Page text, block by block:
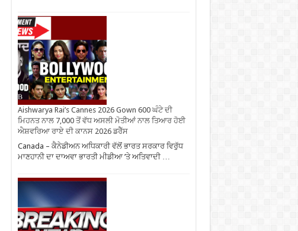
Aishwarya Rai’s Cannes 2026 Gown 600 ਘੰਟੇ ਦੀ
ਮਿਹਨਤ ਨਾਲ 7,000 ਤੋਂ ਵੱਧ ਅਸਲੀ ਮੋਤੀਆਂ ਨਾਲ ਤਿਆਰ ਹੋਈ
ਐਸ਼ਵਰਿਆ ਰਾਏ ਦੀ ਕਾਨਸ 2026 ਡਰੈੱਸ
Canada – ਕੈਨੇਡੀਅਨ ਅਧਿਕਾਰੀ ਵੱਲੋਂ ਭਾਰਤ ਸਰਕਾਰ ਵਿਰੁੱਧ
ਮਾਣਹਾਨੀ ਦਾ ਦਾਅਵਾ ਭਾਰਤੀ ਮੀਡੀਆ ’ਤੇ ਅਤਿਵਾਦੀ …